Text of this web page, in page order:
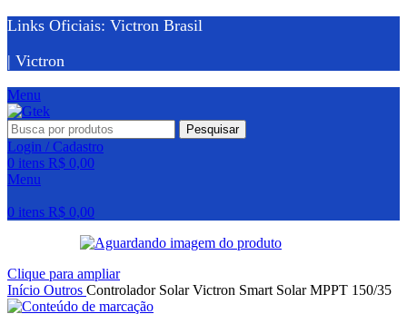
Links Oficiais: Victron Brasil
| Victron
Menu
Pesquisar
Login / Cadastro
0 itens R$ 0,00
Menu
0 itens R$ 0,00
Clique para ampliar
Início Outros Controlador Solar Victron Smart Solar MPPT 150/35